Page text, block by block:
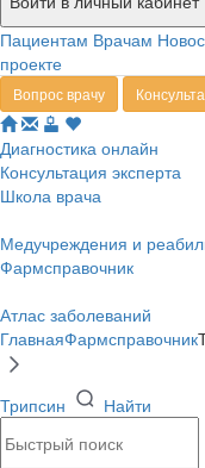
Пациентам Врачам
проекте
Вопрос врачу
Диагностика онлайн
Консультация эксперта
Школа врача
Медучреждения и
Фармсправочник
Атлас заболеваний
ГлавнаяФармсправочник
Трипсин Найти